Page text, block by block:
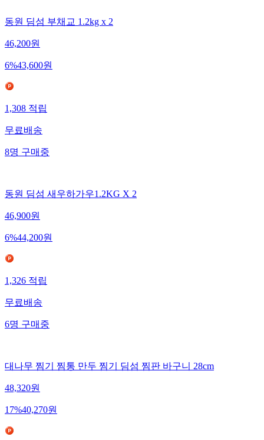
동원 딤섬 부채교 1.2kg x 2
46,200원
6%43,600원
1,308 적립
무료배송
8명 구매중
동원 딤섬 새우하가우1.2KG X 2
46,900원
6%44,200원
1,326적립
무료배송
6명구매중
대나무 찜기 찜통 만두 찜기 딤섬 찜판 바구니 28cm
48,320원
17%40,270원